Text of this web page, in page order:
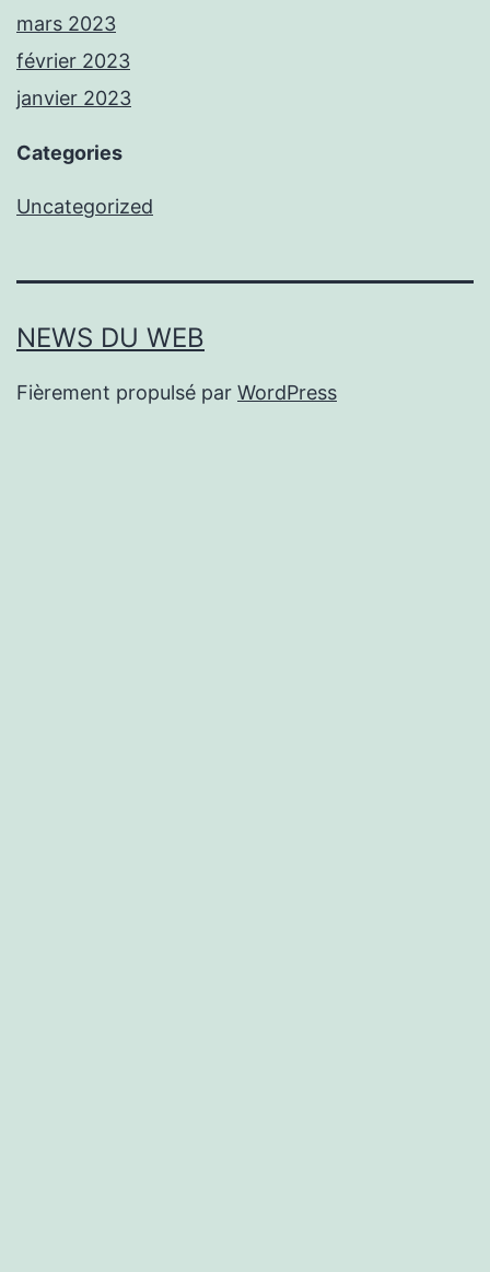
mars 2023
février 2023
janvier 2023
Categories
Uncategorized
NEWS DU WEB
Fièrement propulsé par WordPress